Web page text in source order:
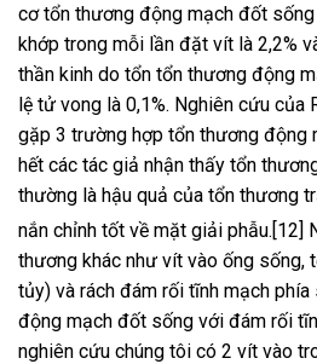
cơ tổn thương động mạch đốt
khớp trong mỗi lần đặt vít là 2,2%
thần kinh do tổn tổn thương động
lệ tử vong là 0,1%. Nghiên cứu của
gặp 3 trường hợp tổn thương động
hết các tác giả nhận thấy tổn
thường là hậu quả của tổn thương
nắn chỉnh tốt về mặt giải phẫu.[12]
thương khác như vít vào ống sống,
tủy) và rách đám rối tĩnh mạch
động mạch đốt sống với đám rối
nghiên cứu chúng tôi có 2 vít vào